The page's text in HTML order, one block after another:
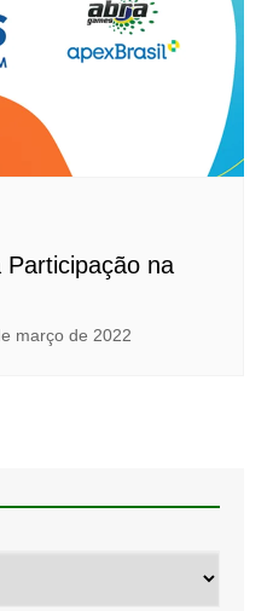
Participação na
março de 2022